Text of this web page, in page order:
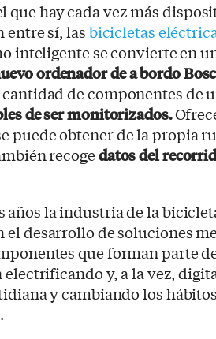
que hay cada vez más
sí, lasbicicletas
inteligente se convierte en
ordenador de a bordo
de componentes de
de ser monitorizados.
puede obtener de la propia
recogedatos del
años la industria de la
desarrollo de soluciones
que forman parte
electrificando y, a la vez,
y cambiando los